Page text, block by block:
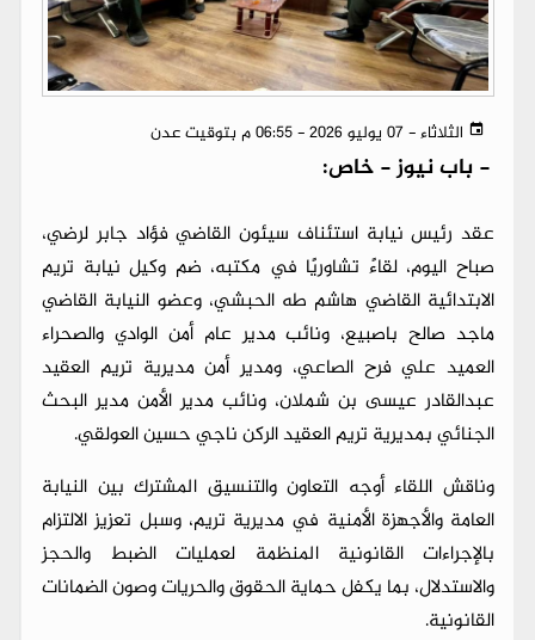
الثلاثاء - 07 يوليو 2026 - 06:55 م بتوقيت عدن
- باب نيوز - خاص:
عقد رئيس نيابة استئناف سيئون القاضي فؤاد جابر لرضي،
صباح اليوم، لقاءً تشاوريًا في مكتبه، ضم وكيل نيابة تريم
الابتدائية القاضي هاشم طه الحبشي، وعضو النيابة القاضي
ماجد صالح باصبيع، ونائب مدير عام أمن الوادي والصحراء
العميد علي فرح الصاعي، ومدير أمن مديرية تريم العقيد
عبدالقادر عيسى بن شملان، ونائب مدير الأمن مدير البحث
الجنائي بمديرية تريم العقيد الركن ناجي حسين العولقي.
وناقش اللقاء أوجه التعاون والتنسيق المشترك بين النيابة
العامة والأجهزة الأمنية في مديرية تريم، وسبل تعزيز الالتزام
بالإجراءات القانونية المنظمة لعمليات الضبط والحجز
والاستدلال، بما يكفل حماية الحقوق والحريات وصون الضمانات
القانونية.